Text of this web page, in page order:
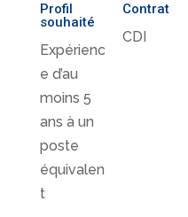
Profil
souhaité
Expérienc
e d’au
moins 5
ans à un
poste
équivalen
t
Contrat
CDI